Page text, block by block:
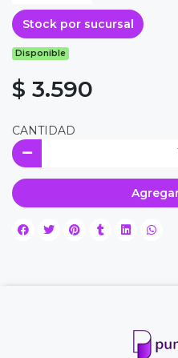
Stock por sucursal
Disponible
$ 3.590
CANTIDAD